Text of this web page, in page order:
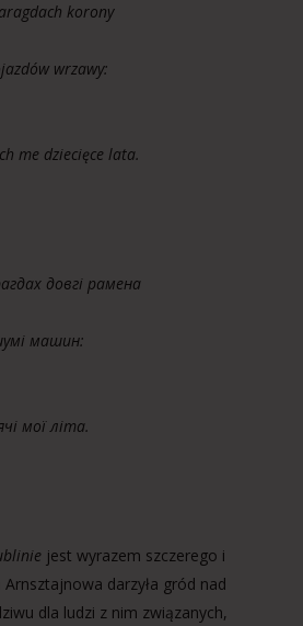
korony
wrzawy:
me dziecięce lata.
довгі рамена
машин:
мої літа.
jest wyrazem szczerego i
darzyła gród nad
dla ludzi z nim związanych,